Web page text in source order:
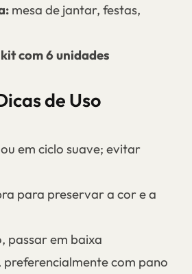
mesa de jantar, festas,
kit com 6 unidades
de Uso
em ciclo suave; evitar
para preservar a cor e a
passar em baixa
com pano